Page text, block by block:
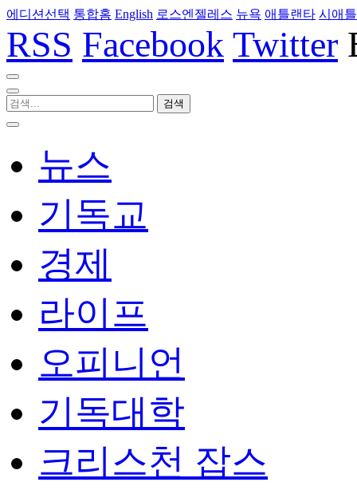
에디션선택 통합홈 English 로스엔젤레스 뉴욕 애틀랜타 시애틀
RSS Facebook Twitter
뉴스
기독교
경제
라이프
오피니언
기독대학
크리스천 잡스